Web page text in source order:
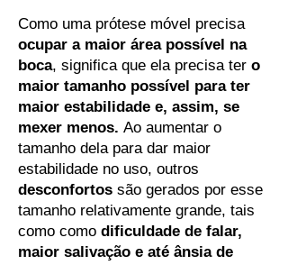
Como uma prótese móvel precisa
ocupar a maior área possível na
boca, significa que ela precisa ter o
maior tamanho possível para ter
maior estabilidade e, assim, se
mexer menos. Ao aumentar o
tamanho dela para dar maior
estabilidade no uso, outros
desconfortos são gerados por esse
tamanho relativamente grande, tais
como como dificuldade de falar,
maior salivação e até ânsia de